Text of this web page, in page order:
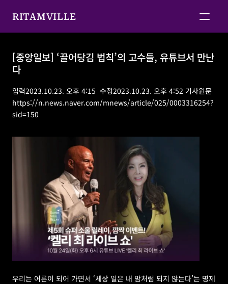
RITAMVILLE
[중앙일보] ‘끌어당김 법칙’의 고수들, 유튜브서 만난
다
입력2023.10.23. 오후 4:15  수정2023.10.23. 오후 4:52 기사원문
https://n.news.naver.com/mnews/article/025/0003316254?
sid=150
우리는 어른이 되어 가면서 ‘세상 일은 내 맘처럼 되지 않는다’는 명제